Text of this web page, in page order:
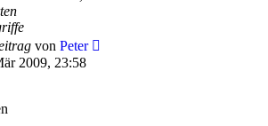
von Peter
2009, 23:58